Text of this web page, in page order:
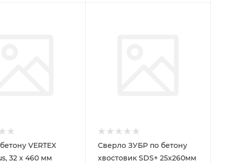
VERTEX
32 х 460 мм
Сверло ЗУБР по бетону
хвостовик SDS+ 25х260мм